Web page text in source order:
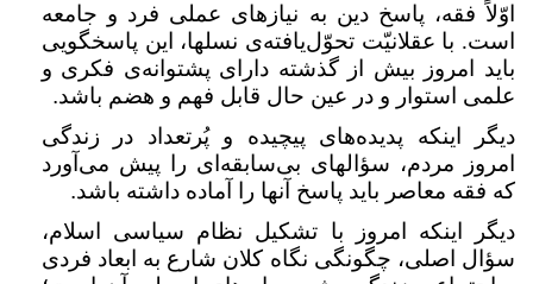
اوّلاً فقه، پاسخ دین به نیازهای عملی فرد و جامعه
است. با عقلانیّت تحوّل‌یافته‌ی نسلها، این پاسخگویی
باید امروز بیش از گذشته دارای پشتوانه‌ی فکری و
علمی استوار و در عین حال قابل فهم و هضم باشد.
دیگر اینکه پدیده‌های پیچیده و پُرتعداد در زندگی
امروز مردم، سؤالهای بی‌سابقه‌ای را پیش می‌آورد
که فقه معاصر باید پاسخ آنها را آماده داشته باشد.
دیگر اینکه امروز با تشکیل نظام سیاسی اسلام،
سؤال اصلی، چگونگی نگاه کلان شارع به ابعاد فردی